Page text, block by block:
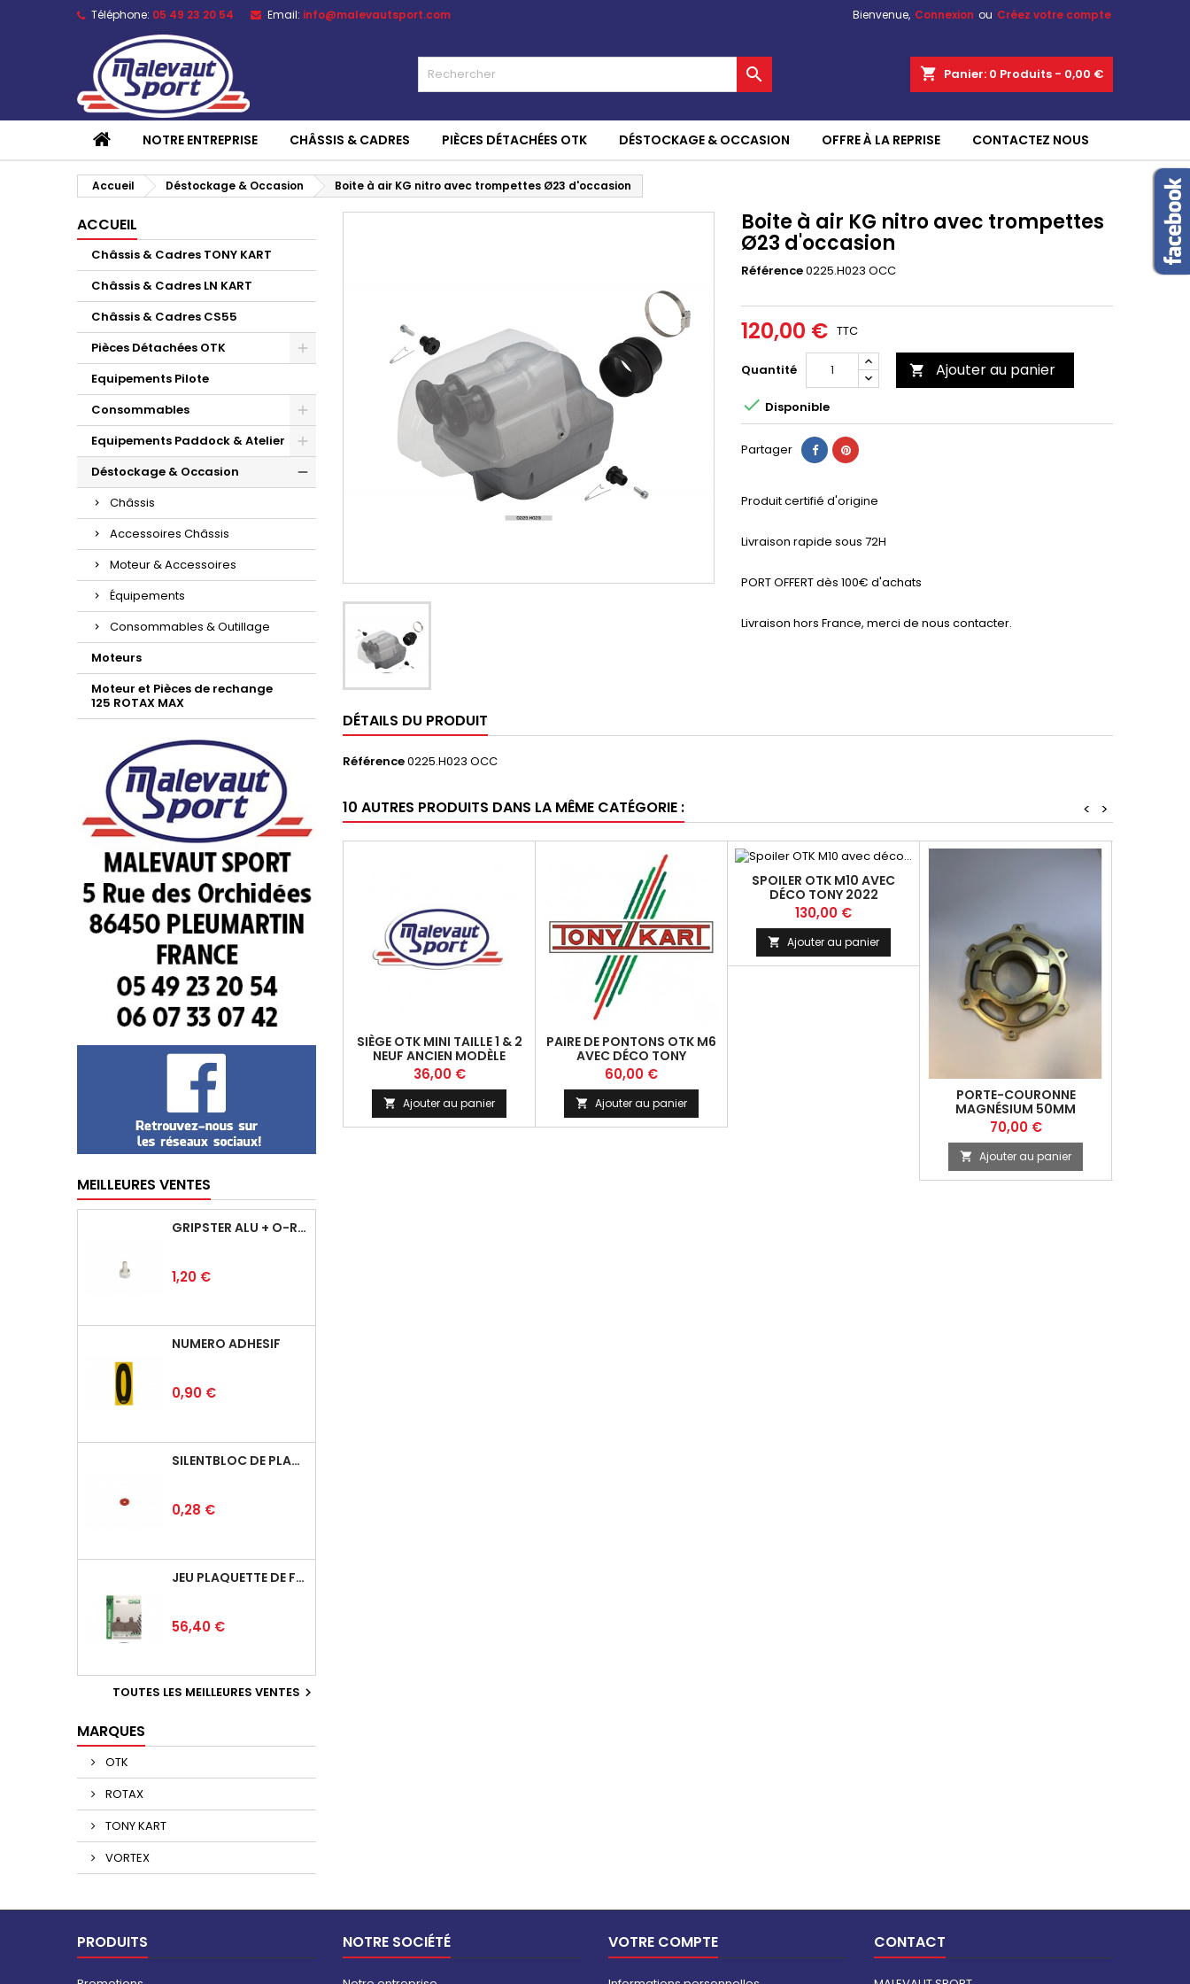
Téléphone: 05 49 23 20 54 Email: info@malevautsport.com Bienvenue, Connexion ou Créez votre compte
shopping_cart Panier: 0 Produits - 0,00 €

NOTRE ENTREPRISE CHÂSSIS & CADRES PIÈCES DÉTACHÉES OTK DÉSTOCKAGE & OCCASION OFFRE À LA REPRISE CONTACTEZ NOUS
Accueil Déstockage & Occasion Boite à air KG nitro avec trompettes Ø23 d'occasion
ACCUEIL
Châssis & Cadres TONY KART
Châssis & Cadres LN KART
Châssis & Cadres CS55
Pièces Détachées OTK
Equipements Pilote
Consommables
Equipements Paddock & Atelier
Déstockage & Occasion
Châssis
Accessoires Châssis
Moteur & Accessoires
Équipements
Consommables & Outillage
Moteurs
Moteur et Pièces de rechange
125 ROTAX MAX
MEILLEURES VENTES
GRIPSTER ALU + O-RING
Prix
1,20 €
NUMÉRO ADHÉSIF
Prix
0,90 €
SILENTBLOC DE PLANCHER
Prix
0,28 €
JEU PLAQUETTE DE FREIN ARRIÈRE BSD
Prix
56,40 €
TOUTES LES MEILLEURES VENTES 
MARQUES
OTK
ROTAX
TONY KART
VORTEX
Boite à air KG nitro avec trompettes
Ø23 d'occasion
Référence0225.H023 OCC
120,00 € TTC
Quantité  Ajouter au panier
 Disponible
Partager
Produit certifié d'origine
Livraison rapide sous 72H
PORT OFFERT dès 100€ d'achats
Livraison hors France, merci de nous contacter.
DÉTAILS DU PRODUIT
Référence0225.H023 OCC
10 AUTRES PRODUITS DANS LA MÊME CATÉGORIE : >
<
SIÈGE OTK MINI TAILLE 1 & 2
NEUF ANCIEN MODÈLE
Prix
36,00 €
 Ajouter au panier
PAIRE DE PONTONS OTK M6
AVEC DÉCO TONY
D'OCCASION
Prix
60,00 €
 Ajouter au panier
SPOILER OTK M10 AVEC
DÉCO TONY 2022
D'OCCASION
Prix
130,00 €
 Ajouter au panier
PORTE-COURONNE
MAGNÉSIUM 50MM
D'OCCASION
Prix
70,00 €
 Ajouter au panier
PRODUITS NOTRE SOCIÉTÉ VOTRE COMPTE CONTACT